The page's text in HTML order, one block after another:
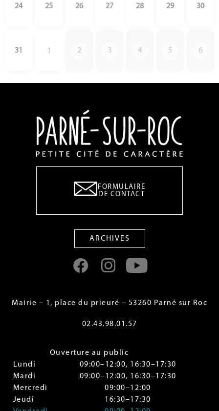
24 25 26 27 28 29 30
31 1 2 3 4 5 6
FORMULAIRE
DE CONTACT
ARCHIVES
Mairie – 1, place du prieuré – 53260 Parné sur Roc
02.43.98.01.57
Ouverture au public
Lundi
09:00–12:00, 16:30–17:30
Mardi
09:00–12:00, 16:30–17:30
Mercredi
09:00–12:00
Jeudi
16:30–17:30